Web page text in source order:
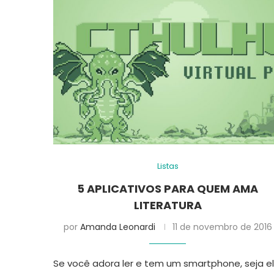
Listas
5 APLICATIVOS PARA QUEM AMA
LITERATURA
por Amanda Leonardi 11 de novembro de 2016
Se você adora ler e tem um smartphone, seja